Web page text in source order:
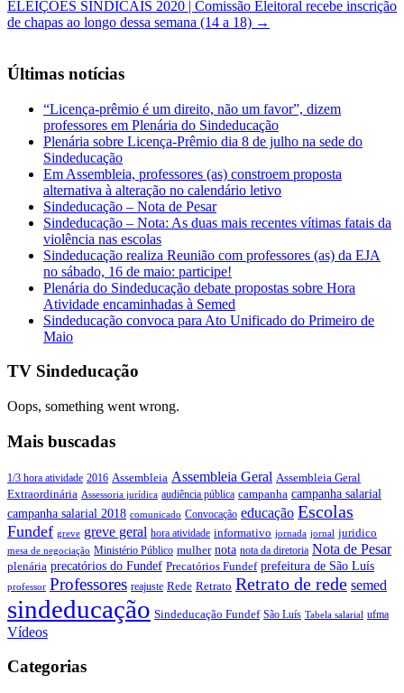
ELEIÇÕES SINDICAIS 2020 | Comissão Eleitoral recebe inscrição
de chapas ao longo dessa semana (14 a 18) →
Últimas notícias
“Licença-prêmio é um direito, não um favor”, dizem
professores em Plenária do Sindeducação
Plenária sobre Licença-Prêmio dia 8 de julho na sede do
Sindeducação
Em Assembleia, professores (as) constroem proposta
alternativa à alteração no calendário letivo
Sindeducação – Nota de Pesar
Sindeducação – Nota: As duas mais recentes vítimas fatais da
violência nas escolas
Sindeducação realiza Reunião com professores (as) da EJA
no sábado, 16 de maio: participe!
Plenária do Sindeducação debate propostas sobre Hora
Atividade encaminhadas à Semed
Sindeducação convoca para Ato Unificado do Primeiro de
Maio
TV Sindeducação
Oops, something went wrong.
Mais buscadas
1/3 hora atividade 2016 Assembleia Assembleia Geral Assembleia Geral
Extraordinária Assessoria jurídica audiência pública campanha campanha salarial
campanha salarial 2018 comunicado Convocação educação Escolas
Fundef greve greve geral hora atividade informativo jornada jornal juridico
mesa de negociação Ministério Público mulher nota nota da diretoria Nota de Pesar
plenária precatórios do Fundef Precatórios Fundef prefeitura de São Luís
professor Professores reajuste Rede Retrato Retrato de rede semed
sindeducação Sindeducação Fundef São Luís Tabela salarial ufma
Vídeos
Categorias